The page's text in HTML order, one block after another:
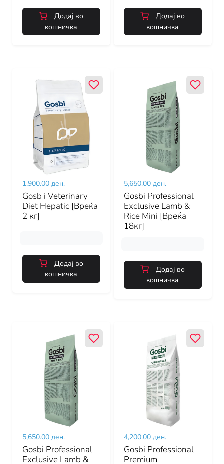
Додај во
кошничка
Додај во
кошничка
1,900.00 ден.
Gosb i Veterinary
Diet Hepatic [Вреќа
2 кг]
Додај во
кошничка
5,650.00 ден.
Gosbi Professional
Exclusive Lamb &
Rice Mini [Вреќа
18кг]
Додај во
кошничка
5,650.00 ден.
Gosbi Professional
Exclusive Lamb &
4,200.00 ден.
Gosbi Professional
Premium